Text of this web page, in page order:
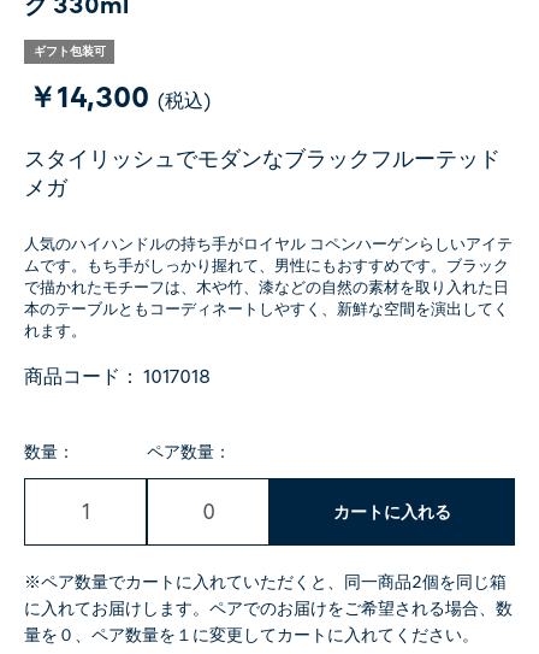
グ 330ml
ギフト包装可
￥14,300 (税込)
スタイリッシュでモダンなブラックフルーテッド
メガ
人気のハイハンドルの持ち手がロイヤル コペンハーゲンらしいアイテ
ムです。もち手がしっかり握れて、男性にもおすすめです。ブラック
で描かれたモチーフは、木や竹、漆などの自然の素材を取り入れた日
本のテーブルともコーディネートしやすく、新鮮な空間を演出してく
れます。
商品コード： 1017018
数量： ペア数量：
カートに入れる
※ペア数量でカートに入れていただくと、同一商品2個を同じ箱
に入れてお届けします。ペアでのお届けをご希望される場合、数
量を０、ペア数量を１に変更してカートに入れてください。